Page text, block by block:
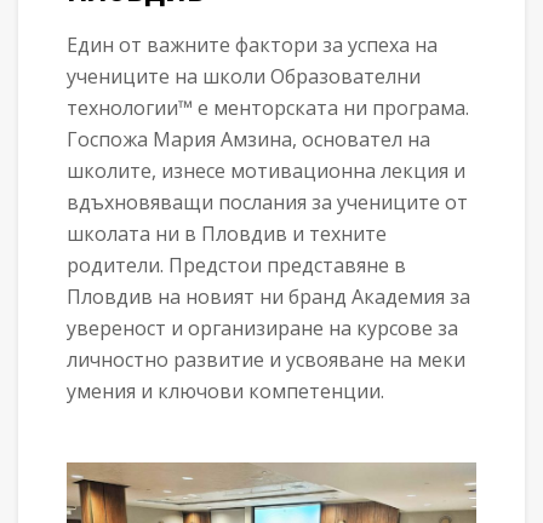
Един от важните фактори за успеха на
учениците на школи Образователни
технологии™ е менторската ни програма.
Госпожа Мария Амзина, основател на
школите, изнесе мотивационна лекция и
вдъхновяващи послания за учениците от
школата ни в Пловдив и техните
родители. Предстои представяне в
Пловдив на новият ни бранд Академия за
увереност и организиране на курсове за
личностно развитие и усвояване на меки
умения и ключови компетенции.